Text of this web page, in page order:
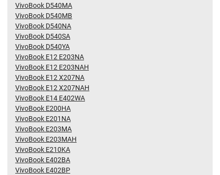
VivoBook D540MA
VivoBook D540MB
VivoBook D540NA
VivoBook D540SA
VivoBook D540YA
VivoBook E12 E203NA
VivoBook E12 E203NAH
VivoBook E12 X207NA
VivoBook E12 X207NAH
VivoBook E14 E402WA
VivoBook E200HA
VivoBook E201NA
VivoBook E203MA
VivoBook E203MAH
VivoBook E210KA
VivoBook E402BA
VivoBook E402BP